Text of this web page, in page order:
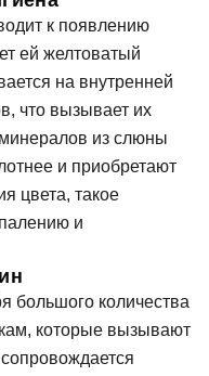
к появлению
ей желтоватый
на внутренней
что вызывает их
из слюны
и приобретают
цвета, такое
и
большого количества
которые вызывают